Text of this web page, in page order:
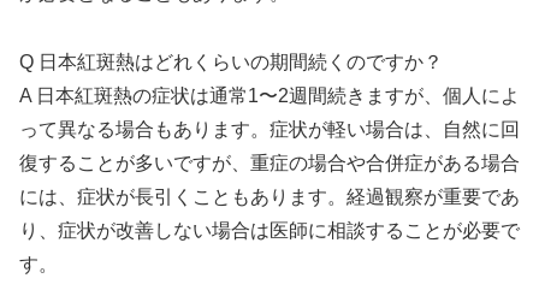
Q 日本紅斑熱はどれくらいの期間続くのですか？
A 日本紅斑熱の症状は通常1〜2週間続きますが、個人によ
って異なる場合もあります。症状が軽い場合は、自然に回
復することが多いですが、重症の場合や合併症がある場合
には、症状が長引くこともあります。経過観察が重要であ
り、症状が改善しない場合は医師に相談することが必要で
す。